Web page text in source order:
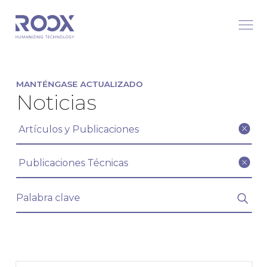
MANTÉNGASE ACTUALIZADO
Noticias
Filtrar artículos